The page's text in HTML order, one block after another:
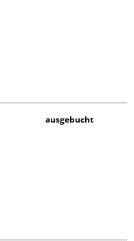
ausgebucht